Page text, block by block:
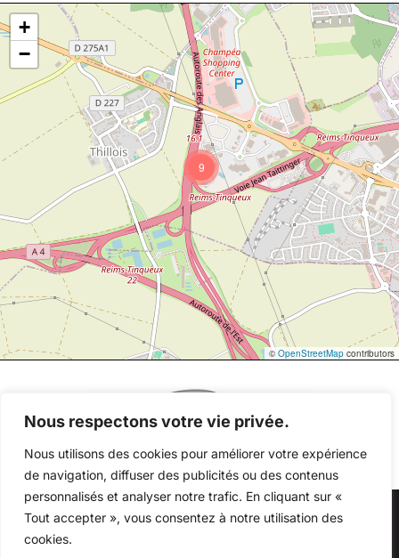
Nous respectons votre vie privée.
Nous utilisons des cookies pour améliorer votre expérience
de navigation, diffuser des publicités ou des contenus
personnalisés et analyser notre trafic. En cliquant sur «
Tout accepter », vous consentez à notre utilisation des
cookies.
9
+
−
©OpenStreetMap contributors
Au quotidien, prenez les transports en commun